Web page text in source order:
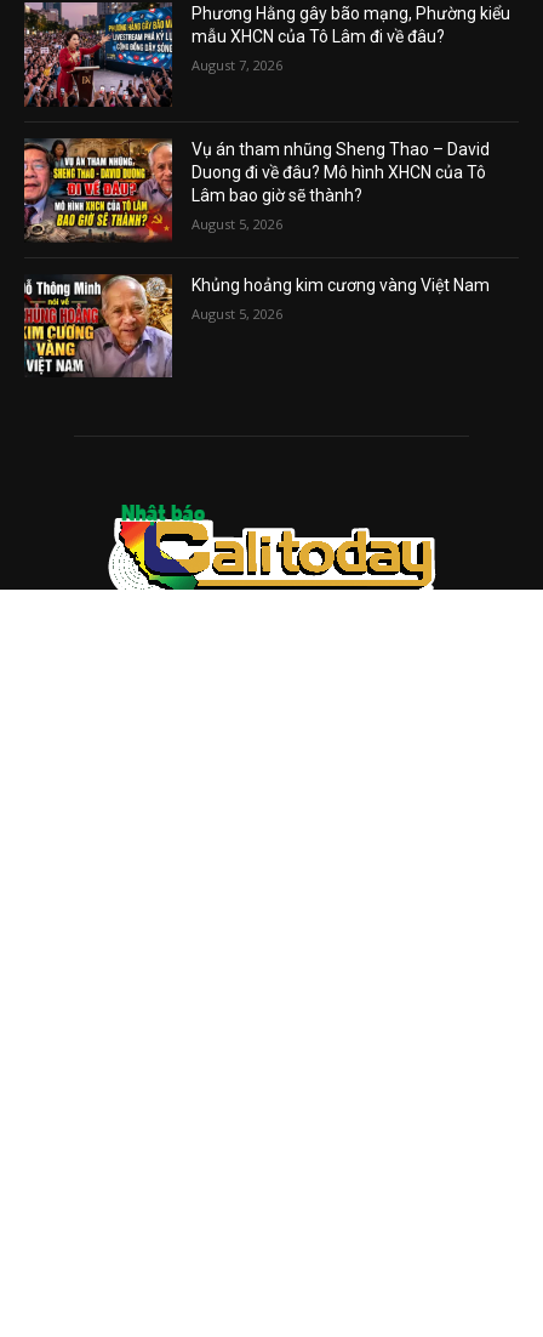
Phương Hằng gây bão mạng, Phường kiểu
mẫu XHCN của Tô Lâm đi về đâu?
August 7, 2026
Vụ án tham nhũng Sheng Thao – David
Duong đi về đâu? Mô hình XHCN của Tô
Lâm bao giờ sẽ thành?
August 5, 2026
Khủng hoảng kim cương vàng Việt Nam
August 5, 2026